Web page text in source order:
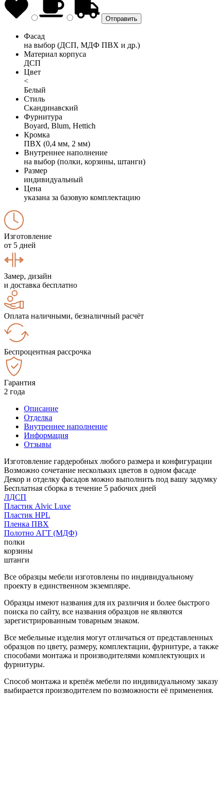
Фасад
на выбор (ДСП, МДФ ПВХ и др.)
Материал корпуса
ДСП
Цвет
<
Белый
Стиль
Скандинавский
Фурнитура
Boyard, Blum, Hettich
Кромка
ПВХ (0,4 мм, 2 мм)
Внутреннее наполнение
на выбор (полки, корзины, штанги)
Размер
индивидуальный
Цена
указана за базовую комплектацию
Изготовление
от 5 дней
Замер, дизайн
и доставка бесплатно
Оплата наличными, безналичный расчёт
Беспроцентная рассрочка
Гарантия
2 года
Описание
Отделка
Внутреннее наполнение
Информация
Отзывы
Изготовление гардеробных любого размера и конфигурации
Возможно сочетание нескольких цветов в одном фасаде
Декор и отделку фасадов можно выполнить под вашу задумку
Бесплатная сборка в течение 5 рабочих дней
ЛДСП
Пластик Alvic Luxe
Пластик HPL
Пленка ПВХ
Полотно АГТ (МДФ)
полки
корзины
штанги
Все образцы мебели изготовлены по индивидуальному
проекту в единственном экземпляре.
Образцы имеют названия для их различия и более быстрого
поиска по сайту, все названия образцов не являются
зарегистрированным товарным знаком.
Все мебельные изделия могут отличаться от представленных
образцов по цвету, размеру, комплектации, фурнитуре, а также
способами монтажа и производителями комплектующих и
фурнитуры.
Способ монтажа и крепёж мебели по индивидуальному заказу
выбирается производителем по возможности её применения.